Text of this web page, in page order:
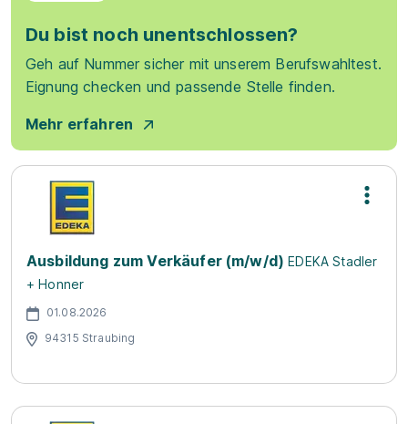
Du bist noch unentschlossen?
Geh auf Nummer sicher mit unserem Berufswahltest.
Eignung checken und passende Stelle finden.
Mehr erfahren
Ausbildung zum Verkäufer (m/w/d) EDEKA Stadler
+ Honner
01.08.2026
94315 Straubing